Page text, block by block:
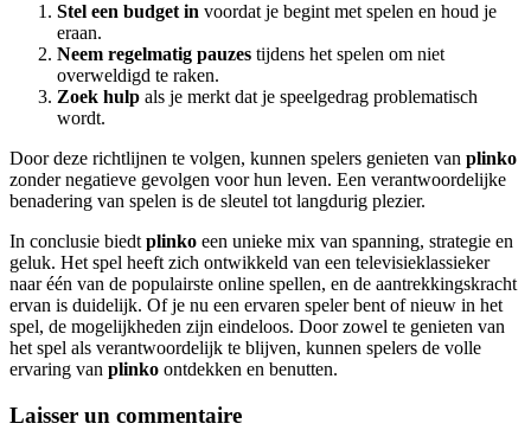
Stel een budget in voordat je begint met spelen en houd je
eraan.
Neem regelmatig pauzes tijdens het spelen om niet
overweldigd te raken.
Zoek hulp als je merkt dat je speelgedrag problematisch
wordt.
Door deze richtlijnen te volgen, kunnen spelers genieten van plinko
zonder negatieve gevolgen voor hun leven. Een verantwoordelijke
benadering van spelen is de sleutel tot langdurig plezier.
In conclusie biedtplinko een unieke mix van spanning, strategie en
geluk. Het spel heeft zich ontwikkeld van een televisieklassieker
naar één van de populairste online spellen, en de aantrekkingskracht
ervan is duidelijk. Of je nu een ervaren speler bent of nieuw in het
spel, de mogelijkheden zijn eindeloos. Door zowel te genieten van
het spel als verantwoordelijk te blijven, kunnen spelers de volle
ervaring van plinko ontdekken en benutten.
Laisser un commentaire